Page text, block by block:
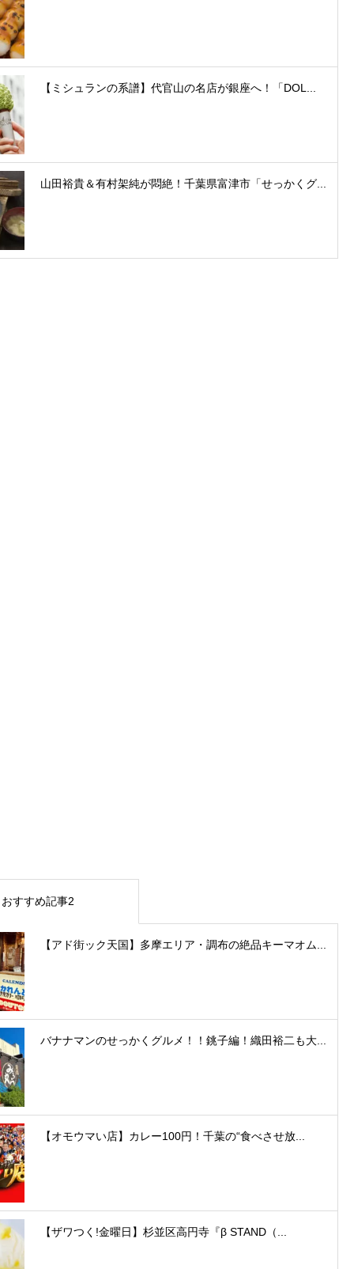
【ミシュランの系譜】代官山の名店が銀座へ！「DOL...
山田裕貴＆有村架純が悶絶！千葉県富津市「せっかくグ...
おすすめ記事2
【アド街ック天国】多摩エリア・調布の絶品キーマオム...
バナナマンのせっかくグルメ！！銚子編！織田裕二も大...
【オモウマい店】カレー100円！千葉の“食べさせ放...
【ザワつく!金曜日】杉並区高円寺『β STAND（...